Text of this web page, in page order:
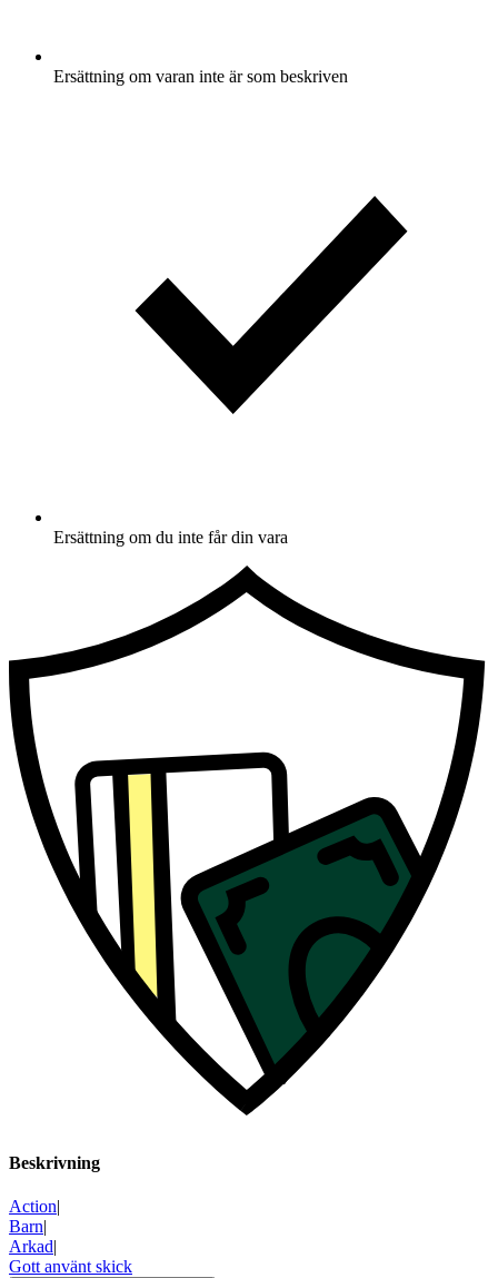
Ersättning om varan inte är som beskriven
Ersättning om du inte får din vara
Beskrivning
Action|
Barn|
Arkad|
Gott använt skick